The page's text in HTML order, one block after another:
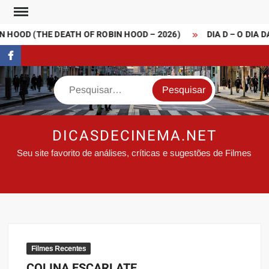
Skip
content(THE DEATH OF ROBIN HOOD – 2026) DIA D – O DIA
FaceBook
Search
DICASDECINEMA.NET
Seu site favorito de análises, críticas e sugestões de Filmes
Filmes Recentes